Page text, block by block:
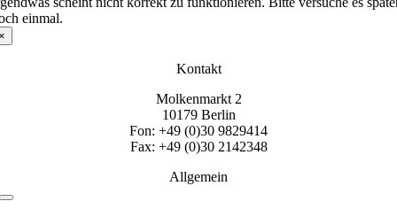
einmal.
Kontakt
Molkenmarkt 2
10179 Berlin
Fon: +49 (0)30 9829414
Fax: +49 (0)30 2142348
Allgemein
Toggle